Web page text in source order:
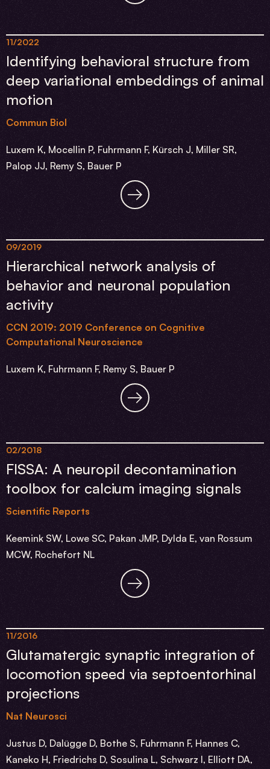
11/2022
Identifying behavioral structure from
deep variational embeddings of animal
motion
Commun Biol
Luxem K, Mocellin P, Fuhrmann F, Kürsch J, Miller SR,
Palop JJ, Remy S, Bauer P
09/2019
Hierarchical network analysis of
behavior and neuronal population
activity
CCN 2019: 2019 Conference on Cognitive
Computational Neuroscience
Luxem K, Fuhrmann F, Remy S, Bauer P
02/2018
FISSA: A neuropil decontamination
toolbox for calcium imaging signals
Scientific Reports
Keemink SW, Lowe SC, Pakan JMP, Dylda E, van Rossum
MCW, Rochefort NL
11/2016
Glutamatergic synaptic integration of
locomotion speed via septoentorhinal
projections
Nat Neurosci
Justus D, Dalügge D, Bothe S, Fuhrmann F, Hannes C,
Kaneko H, Friedrichs D, Sosulina L, Schwarz I, Elliott DA,